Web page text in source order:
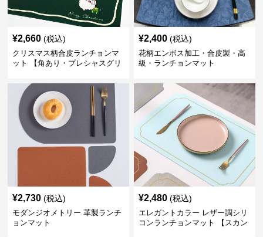
¥2,660 (税込)
クリスマス柄合皮ランチョンマ
ット 【角あり・プレシャスグリ
¥2,400 (税込)
花柄エンボス加工・合皮製・高
級・ランチョンマット
¥2,730 (税込)
モダンジオメトリー 革製ランチ
ョンマット
¥2,480 (税込)
エレガントカラー レザー調シリ
コンランチョンマット 【スカン